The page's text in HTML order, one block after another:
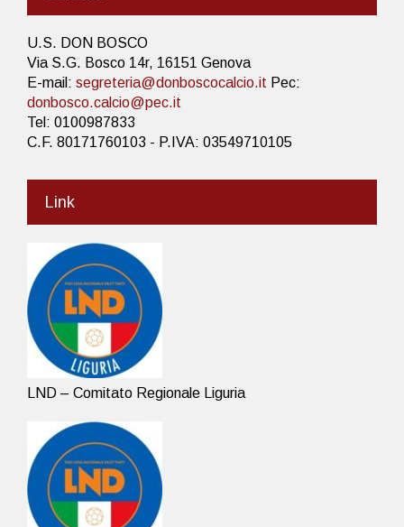
U.S. DON BOSCO
Via S.G. Bosco 14r, 16151 Genova
E-mail: segreteria@donboscocalcio.it Pec:
donbosco.calcio@pec.it
Tel: 0100987833
C.F. 80171760103 - P.IVA: 03549710105
Link
LND – Comitato Regionale Liguria